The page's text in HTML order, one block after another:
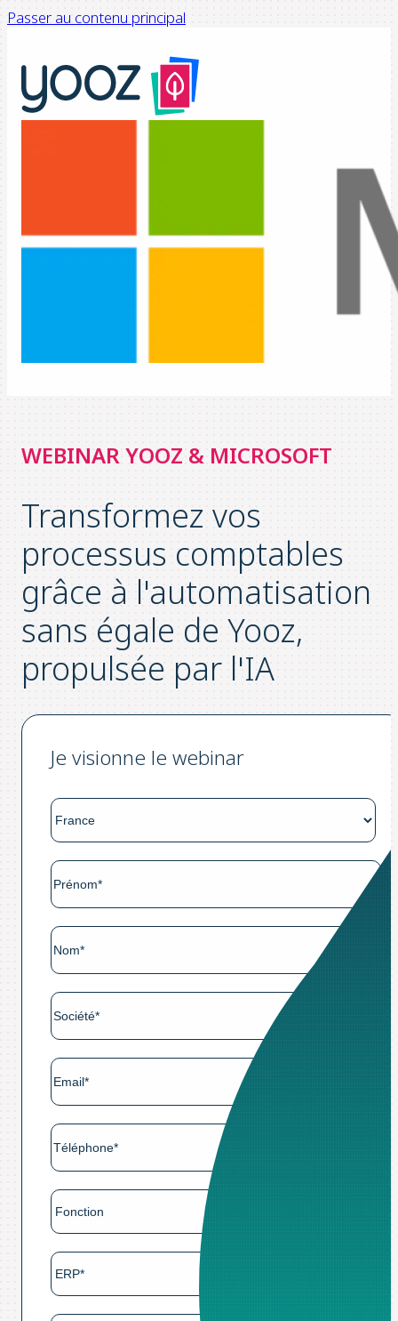
Passer au contenu principal
WEBINAR YOOZ & MICROSOFT
Transformez vos
processus comptables
grâce à l'automatisation
sans égale de Yooz,
propulsée par l'IA
Je visionne le webinar